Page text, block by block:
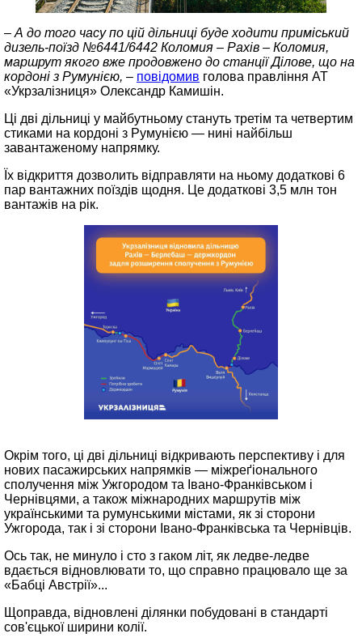
– А до того часу по цій дільниці буде ходити приміський
дизель-поїзд №6441/6442 Коломия – Рахів – Коломия,
маршрут якого вже продовжено до станції Ділове, що на
кордоні з Румунією, – повідомив голова правління АТ
«Укрзалізниця» Олександр Камишін.
Ці дві дільниці у майбутньому стануть третім та четвертим
стиками на кордоні з Румунією — нині найбільш
завантаженому напрямку.
Їх відкриття дозволить відправляти на ньому додаткові 6
пар вантажних поїздів щодня. Це додаткові 3,5 млн тон
вантажів на рік.
Окрім того, ці дві дільниці відкривають перспективу і для
нових пасажирських напрямків — міжреґіонального
сполучення між Ужгородом та Івано-Франківськом і
Чернівцями, а також міжнародних маршрутів між
українськими та румунськими містами, як зі сторони
Ужгорода, так і зі сторони Івано-Франківська та Чернівців.
Ось так, не минуло і сто з гаком літ, як ледве‑ледве
вдається відновлювати то, що справно працювало ще за
«Бабці Австрії»...
Щоправда, відновлені ділянки побудовані в стандарті
сов'єцької ширини колії.